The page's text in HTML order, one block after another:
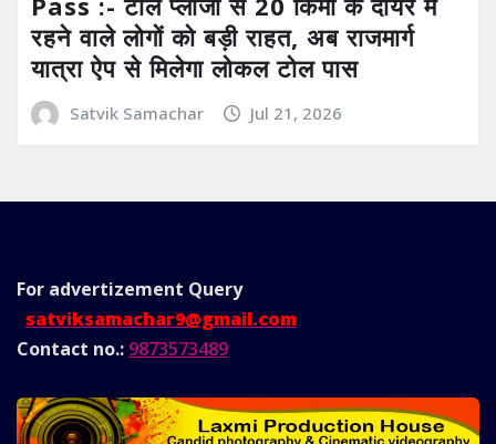
रहने वाले लोगों को बड़ी राहत, अब राजमार्ग
यात्रा ऐप से मिलेगा लोकल टोल पास
Satvik Samachar Jul 21, 2026
For advertizement Query
satviksamachar9@gmail.com
Contact no.: 9873573489